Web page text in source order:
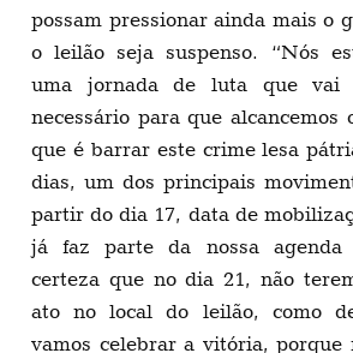
o nosso objetivo, que é barrar
pátria. Nos próximos dias,
movimentos acontecerá a partir
mobilização nacional, que já
agenda de luta. Tenho certeza
teremos de fazer um ato no
de costume, mas vamos
não sairemos de Brasília
Libra, a maior reserva de
últimos tempos, não for